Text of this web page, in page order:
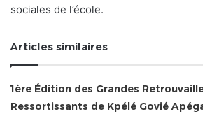
sociales de l’école.
Articles similaires
1ère Édition des Grandes
Ressortissants de Kpélé Govié